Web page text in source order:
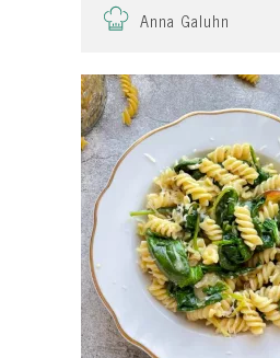
Anna Galuhn